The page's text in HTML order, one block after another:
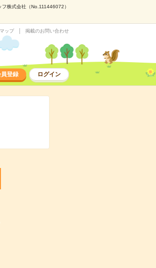
株式会社（No.111446072）
ップ 掲載のお問い合わせ
登録 ログイン